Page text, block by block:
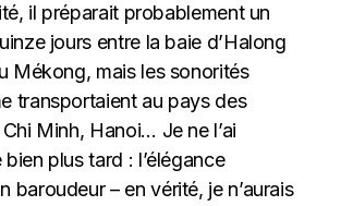
il préparait probablement un
jours entre la baie d’Halong
Mékong, mais les sonorités
transportaient au pays des
Minh, Hanoi… Je ne l’ai
plus tard : l’élégance
baroudeur – en vérité, je n’aurais